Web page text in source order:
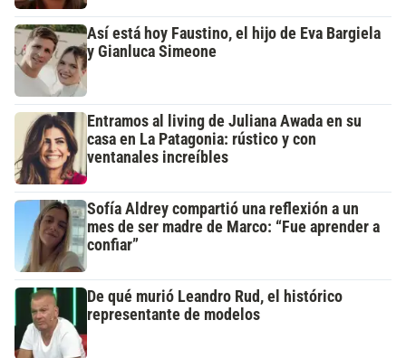
Así está hoy Faustino, el hijo de Eva Bargiela
y Gianluca Simeone
Entramos al living de Juliana Awada en su
casa en La Patagonia: rústico y con
ventanales increíbles
Sofía Aldrey compartió una reflexión a un
mes de ser madre de Marco: “Fue aprender a
confiar”
De qué murió Leandro Rud, el histórico
representante de modelos